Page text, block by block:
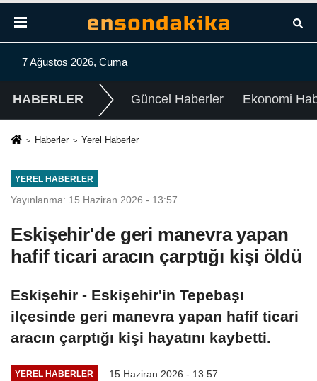
7 Ağustos 2026, Cuma
HABERLER Güncel Haberler Ekonomi
Haberler Yerel Haberler
YEREL HABERLER
Yayınlanma: 15 Haziran 2026 - 13:57
Eskişehir'de geri manevra yapan
hafif ticari aracın çarptığı kişi öldü
Eskişehir - Eskişehir'in Tepebaşı
ilçesinde geri manevra yapan hafif ticari
aracın çarptığı kişi hayatını kaybetti.
YEREL HABERLER 15 Haziran 2026 - 13:57